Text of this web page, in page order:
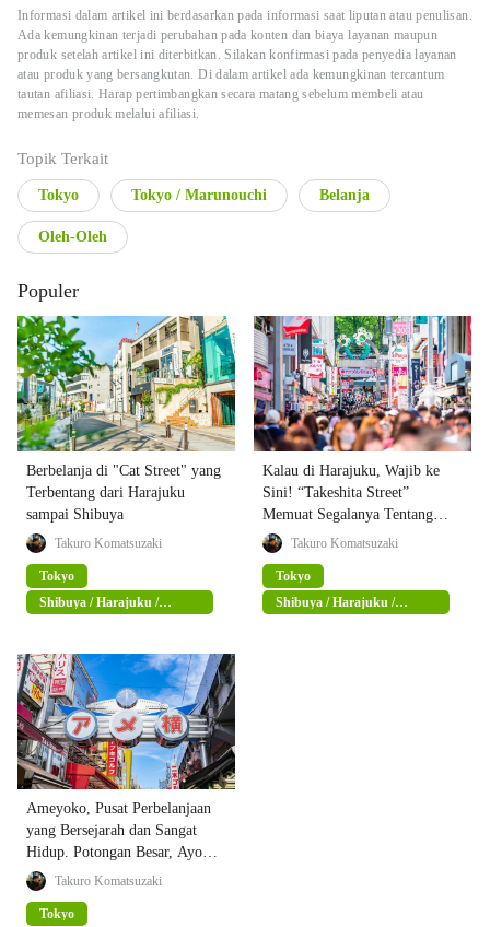
Informasi dalam artikel ini berdasarkan pada informasi saat liputan atau penulisan.
Ada kemungkinan terjadi perubahan pada konten dan biaya layanan maupun
produk setelah artikel ini diterbitkan. Silakan konfirmasi pada penyedia layanan
atau produk yang bersangkutan. Di dalam artikel ada kemungkinan tercantum
tautan afiliasi. Harap pertimbangkan secara matang sebelum membeli atau
memesan produk melalui afiliasi.
Topik Terkait
Tokyo Tokyo / Marunouchi Belanja
Oleh-Oleh
Populer
Berbelanja di "Cat Street" yang
Terbentang dari Harajuku
sampai Shibuya
Takuro Komatsuzaki
Tokyo
Shibuya / Harajuku /
Omotesando
Kalau di Harajuku, Wajib ke
Sini! “Takeshita Street”
Memuat Segalanya Tentang
Harajuku!
Takuro Komatsuzaki
Tokyo
Shibuya / Harajuku /
Omotesando
Ameyoko, Pusat Perbelanjaan
yang Bersejarah dan Sangat
Hidup. Potongan Besar, Ayo
Belanja !!!Takuro Komatsuzaki
Tokyo